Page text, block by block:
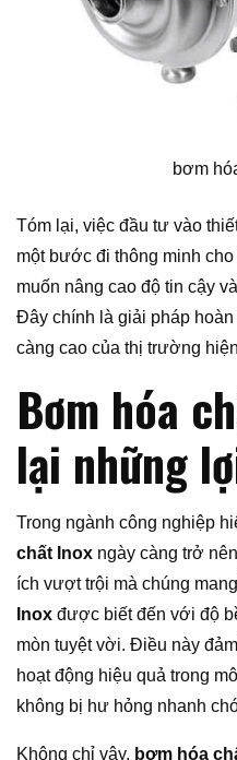
bơm
Tóm lại, việc đầu tư vào
một bước đi thông minh
muốn nâng cao độ tin cậy
Đây chính là giải pháp
càng cao của thị trường
Bơm hóa
lại những
Trong ngành công nghiệp
chất Inox ngày càng trở
ích vượt trội mà chúng
Inox được biết đến với độ
mòn tuyệt vời. Điều này
hoạt động hiệu quả trong
không bị hư hỏng nhanh
Không chỉ vậy, bơm hóa